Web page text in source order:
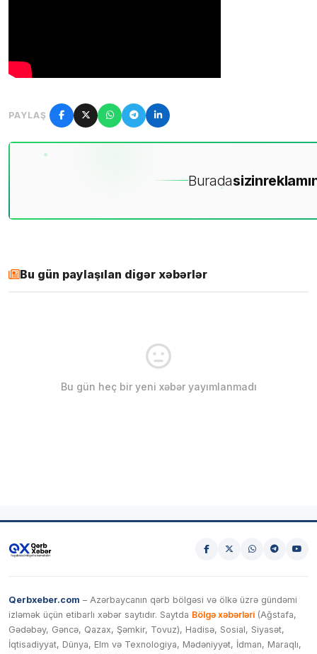
PAYLAŞ
Buradasizin
Bu gün paylaşılan digər xəbərlər
Bu gün heç bir yeni xəbər yayımlanmadı
Qerbxeber.com – Azərbaycanın qərb bölgəsi və ölkə üzrə gündəmi
izləmək üçün etibarlı xəbər saytıdır. Saytda Bölgə xəbərləri (Ağstafa,
Gədəbəy, Gəncə, Qazax, Şəmkir, Tovuz), Hadisə, Sosial, Siyasət,
İqtisadiyyat, Dünya, Elm və Texnologiya, Mədəniyyət, İdman, Maraqlı,